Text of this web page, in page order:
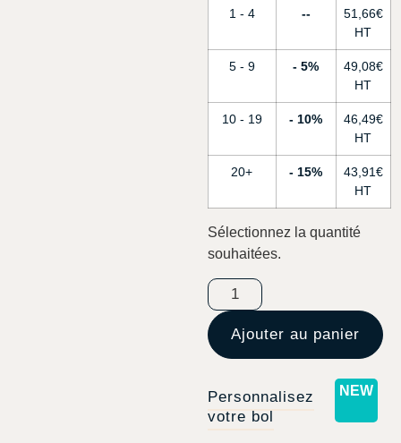
1 - 4 - 51,66€
5 - 9 5% 49,08€
10 - 19 10% 46,49€
20+ 15% 43,91€
Sélectionnez la quantité
souhaitées.
Ajouter au panier
Personnalisez
votre bol